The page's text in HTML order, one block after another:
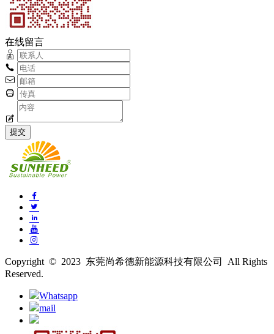
在线留言
Copyright © 2023 东莞尚希德新能源科技有限公司 All Rights
Reserved.
Whatsapp
mail